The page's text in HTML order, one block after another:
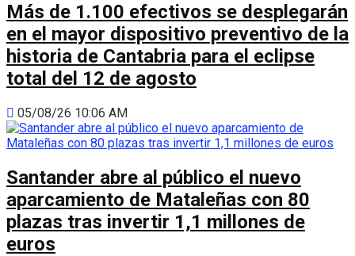
Más de 1.100 efectivos se desplegarán
en el mayor dispositivo preventivo de la
historia de Cantabria para el eclipse
total del 12 de agosto
05/08/26 10:06 AM
Santander abre al público el nuevo
aparcamiento de Mataleñas con 80
plazas tras invertir 1,1 millones de
euros